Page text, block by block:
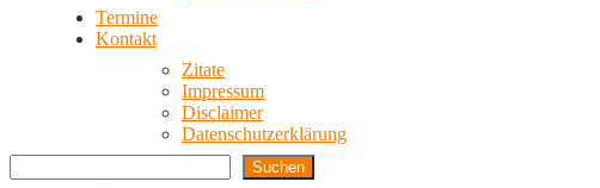
Termine
Kontakt
Zitate
Impressum
Disclaimer
Datenschutzerklärung
Suchen